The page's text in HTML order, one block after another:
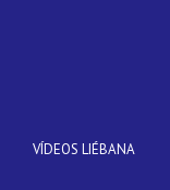
VÍDEOS LIÉBANA